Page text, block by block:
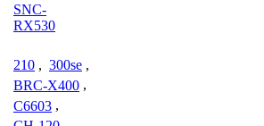
SNC-
RX530
210 , 300se ,
BRC-X400 ,
C6603 ,